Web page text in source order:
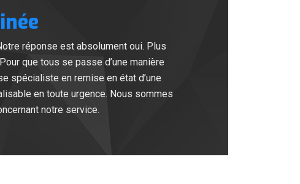
réponse est absolument oui. Plus
que tous se passe d’une manière
spécialiste en remise en état d’une
en toute urgence. Nous sommes
notre service.